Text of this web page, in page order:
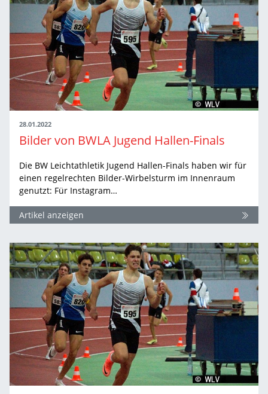
28.01.2022
Bilder von BWLA Jugend Hallen-Finals
Die BW Leichtathletik Jugend Hallen-Finals haben wir für
einen regelrechten Bilder-Wirbelsturm im Innenraum
genutzt: Für Instagram…
Artikel anzeigen